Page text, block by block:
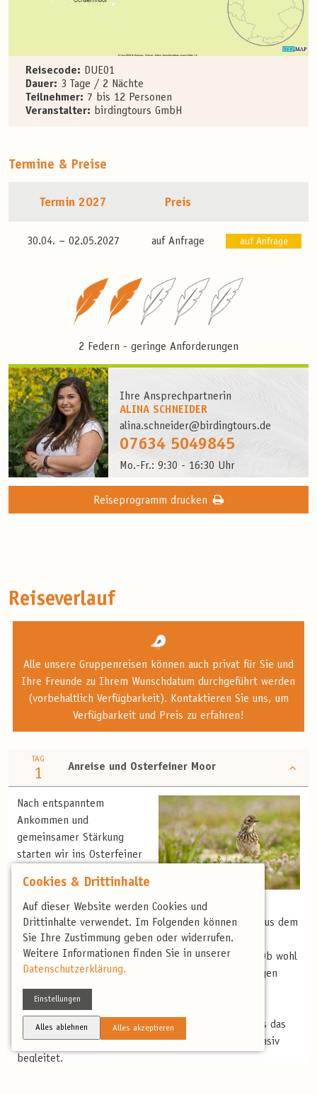
Cookies & Drittinhalte
Auf dieser Website werden Cookies und
Drittinhalte verwendet. Im Folgenden können
Sie Ihre Zustimmung geben oder widerrufen.
Weitere Informationen finden Sie in unserer
Datenschutzerklärung.
Einstellungen
Alles ablehnen Alles akzeptieren
Reisecode: DUE01
Dauer: 3 Tage / 2 Nächte
Teilnehmer: 7 bis 12 Personen
Veranstalter: birdingtours GmbH
Termine & Preise
Termin 2027 Preis
30.04. – 02.05.2027 auf Anfrage auf Anfrage
2 Federn - geringe Anforderungen
Ihre Ansprechpartnerin
ALINA SCHNEIDER
alina.schneider@birdingtours.de
07634 5049845
Mo.-Fr.: 9:30 - 16:30 Uhr
Reiseprogramm drucken
Reiseverlauf
Alle unsere Gruppenreisen können auch privat für Sie und
Ihre Freunde zu Ihrem Wunschdatum durchgeführt werden
(vorbehaltlich Verfügbarkeit). Kontaktieren Sie uns, um
Verfügbarkeit und Preis zu erfahren!
TAG
1 Anreise und Osterfeiner Moor
Wiesenpieper (C. Heber)
Nach entspanntem
Ankommen und
gemeinsamer Stärkung
starten wir ins Osterfeiner
Uferschnepfen, Kiebitze
und verschiedenste Enten
im feuchten Wiesensystem – von oben beobachtet aus dem
Aussichtsturm. Zu Fuß lauschen wir singenden
Schilfrohrsängern, Wiesenpiepern und Feldlerchen. Ob wohl
der Fischadler seinen Horst in der Nähe schon bezogen
hat? Abschließend beschauen wir in der westlichen
Dümmerniederung die Brutvögel des Sees wie
Haubentaucher, Seeschwalben und Möwen, wobei uns das
Konzert der Rohrsänger in der Abendstimmung intensiv
begleitet.